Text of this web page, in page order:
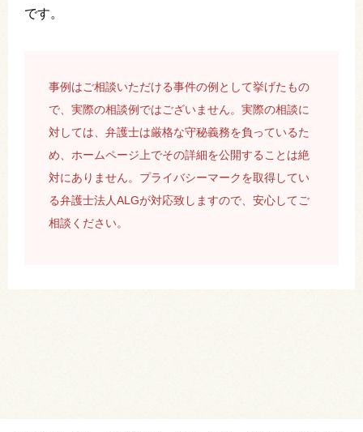
です。
事例はご相談いただける事件の例として挙げたもの
で、実際の相談例ではございません。実際の相談に
対しては、弁護士は厳格な守秘義務を負っているた
め、ホームページ上でその詳細を公開することは絶
対にありません。プライバシーマークを取得してい
る弁護士法人ALGが対応致しますので、安心してご
相談ください。